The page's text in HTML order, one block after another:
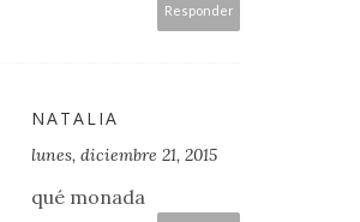
Responder
NATALIA
lunes, diciembre 21, 2015
qué monada